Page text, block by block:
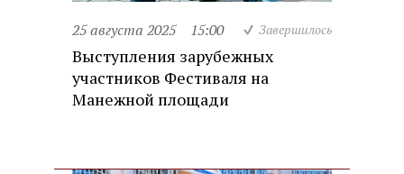
25 августа 2025 15:00 Завершилось
Выступления зарубежных
участников Фестиваля на
Манежной площади